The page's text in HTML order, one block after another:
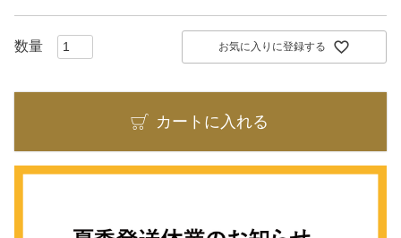
お気に入りに登録する
カートに入れる